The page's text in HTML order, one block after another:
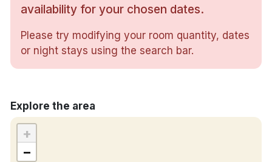
Tillgänglighetsanpassat
Strykmöjligheter
Djurvänligt
Rökfritt
availability for your chosen dates.
Please try modifying your room quantity, dates
or night stays using the search bar.
Explore the area
+
−